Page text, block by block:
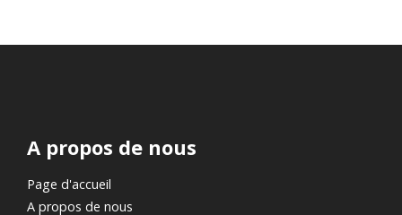
A propos de nous
Page d'accueil
A propos de nous